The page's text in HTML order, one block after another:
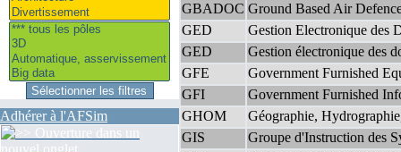
Adhérer à l'AFSim
GBADOC Ground Based Air
GED
Gestion Electronique des
GED
Gestion électronique des
GFE
Government Furnished
GFI
Government Furnished
GHOM
Géographie,
GIS
Groupe d'Instruction des